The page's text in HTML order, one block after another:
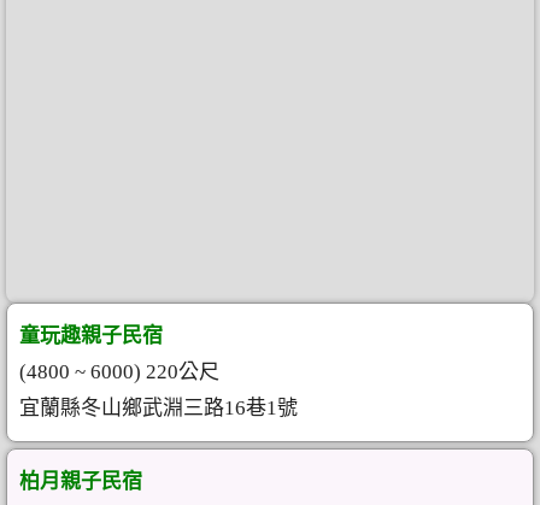
童玩趣親子民宿
(4800 ~ 6000) 220公尺
宜蘭縣冬山鄉武淵三路16巷1號
柏月親子民宿